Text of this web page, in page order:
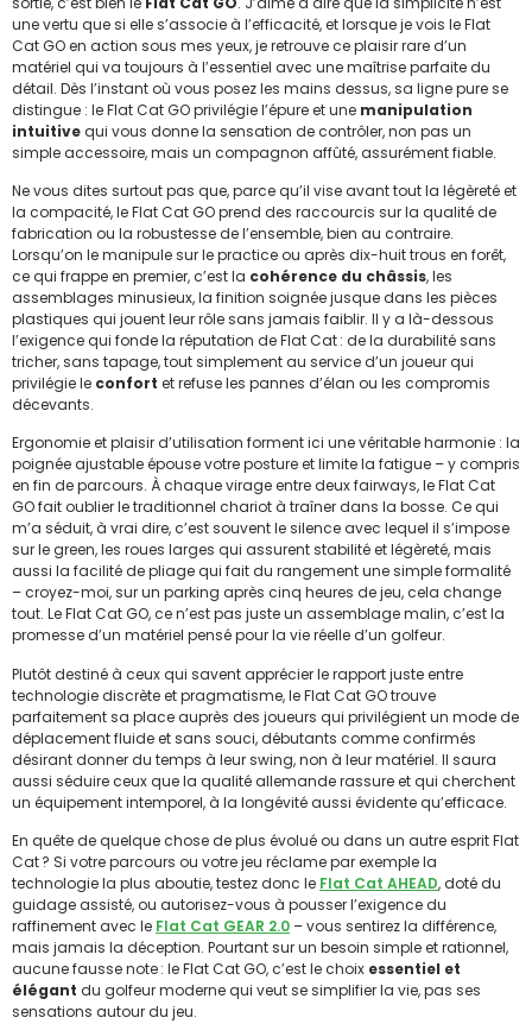
une vertu que si elle s’associe à l’efficacité, et lorsque je vois le Flat
Cat GO en action sous mes yeux, je retrouve ce plaisir rare d’un
matériel qui va toujours à l’essentiel avec une maîtrise parfaite du
détail. Dès l’instant où vous posez les mains dessus, sa ligne pure se
distingue : le Flat Cat GO privilégie l’épure et une manipulation
intuitivequi vous donne la sensation de contrôler, non pas un
simple accessoire, mais un compagnon affûté, assurément fiable.
Ne vous dites surtout pas que, parce qu’il vise avant tout la légèreté et
la compacité, le Flat Cat GO prend des raccourcis sur la qualité de
fabrication ou la robustesse de l’ensemble, bien au contraire.
Lorsqu’on le manipule sur le practice ou après dix-huit trous en forêt,
ce qui frappe en premier, c’est la cohérence du châssis, les
assemblages minusieux, la finition soignée jusque dans les pièces
plastiques qui jouent leur rôle sans jamais faiblir. Il y a là-dessous
l’exigence qui fonde la réputation de Flat Cat : de la durabilité sans
tricher, sans tapage, tout simplement au service d’un joueur qui
privilégie le confort et refuse les pannes d’élan ou les compromis
décevants.
Ergonomie et plaisir d’utilisation forment ici une véritable harmonie : la
poignée ajustable épouse votre posture et limite la fatigue – y compris
en fin de parcours. À chaque virage entre deux fairways, le Flat Cat
GO fait oublier le traditionnel chariot à traîner dans la bosse. Ce qui
m’a séduit, à vrai dire, c’est souvent le silence avec lequel il s’impose
sur le green, les roues larges qui assurent stabilité et légèreté, mais
aussi la facilité de pliage qui fait du rangement une simple formalité
– croyez-moi, sur un parking après cinq heures de jeu, cela change
tout. Le Flat Cat GO, ce n’est pas juste un assemblage malin, c’est la
promesse d’un matériel pensé pour la vie réelle d’un golfeur.
Plutôt destiné à ceux qui savent apprécier le rapport juste entre
technologie discrète et pragmatisme, le Flat Cat GO trouve
parfaitement sa place auprès des joueurs qui privilégient un mode de
déplacement fluide et sans souci, débutants comme confirmés
désirant donner du temps à leur swing, non à leur matériel. Il saura
aussi séduire ceux que la qualité allemande rassure et qui cherchent
un équipement intemporel, à la longévité aussi évidente qu’efficace.
En quête de quelque chose de plus évolué ou dans un autre esprit Flat
Cat ? Si votre parcours ou votre jeu réclame par exemple la
technologie la plus aboutie, testez donc le Flat Cat AHEAD, doté du
guidage assisté, ou autorisez-vous à pousser l’exigence du
raffinement avec le Flat Cat GEAR 2.0 – vous sentirez la différence,
mais jamais la déception. Pourtant sur un besoin simple et rationnel,
aucune fausse note : le Flat Cat GO, c’est le choix essentiel et
élégant du golfeur moderne qui veut se simplifier la vie, pas ses
sensations autour du jeu.